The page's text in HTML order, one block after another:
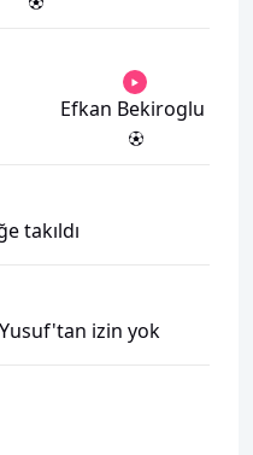
Efkan Bekiroglu
takıldı
izin yok